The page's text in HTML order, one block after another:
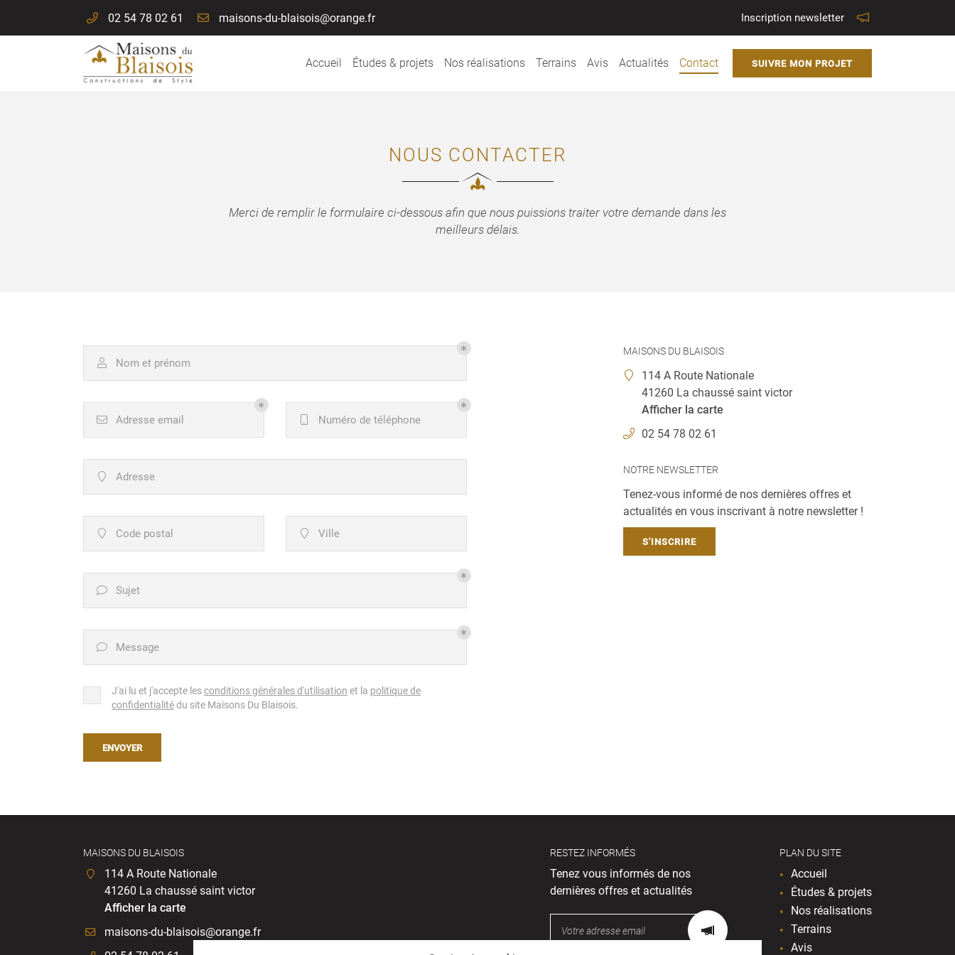
02 54 78 02 61 Inscription newsletter
Accueil Études & projets Nos réalisations Terrains Avis Actualités Contact SUIVRE MON PROJET
41260 La chaussé saint victor
INSCRIPTION
NOUS CONTACTER
Merci de remplir le formulaire ci-dessous afin que nous puissions traiter votre demande dans les
meilleurs délais.
 Nom et prénom
 Adresse email Numéro de téléphone
 Adresse
 Code postal  Ville
 Sujet
 Message
J'ai lu et j'accepte lesconditions générales d'utilisation et la politique de
confidentialitédu site Maisons Du Blaisois.
ENVOYER
MAISONS DU BLAISOIS
114 A Route Nationale
41260 La chaussé saint victor
Afficher la carte
02 54 78 02 61
NOTRE NEWSLETTER
Tenez-vous informé de nos dernières offres et
actualités en vous inscrivant à notre newsletter !
S'INSCRIRE
MAISONS DU BLAISOIS
114 A Route Nationale
41260 La chaussé saint victor
Afficher la carte
RESTEZ INFORMÉS
Tenez vous informés de nos
dernières offres et actualités
PLAN DU SITE
Accueil
Études & projets
Nos réalisations
Terrains
Avis